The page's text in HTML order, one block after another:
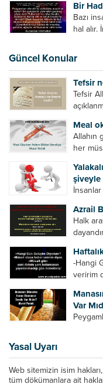
okunan
Bir
Bazı
hal alır.
Güncel Konular
Tefsir
Tefsir
ayetleri
bunları
Meal
Allahın
her
yollarla
bir
şiveyle
makam
diğer
bu
Azrail
Halk
Azrail
canını...
-Hangi
veririm
Günü
Var
Yasal Uyarı
Web sitemizin isim
tüm dökümanlara ait